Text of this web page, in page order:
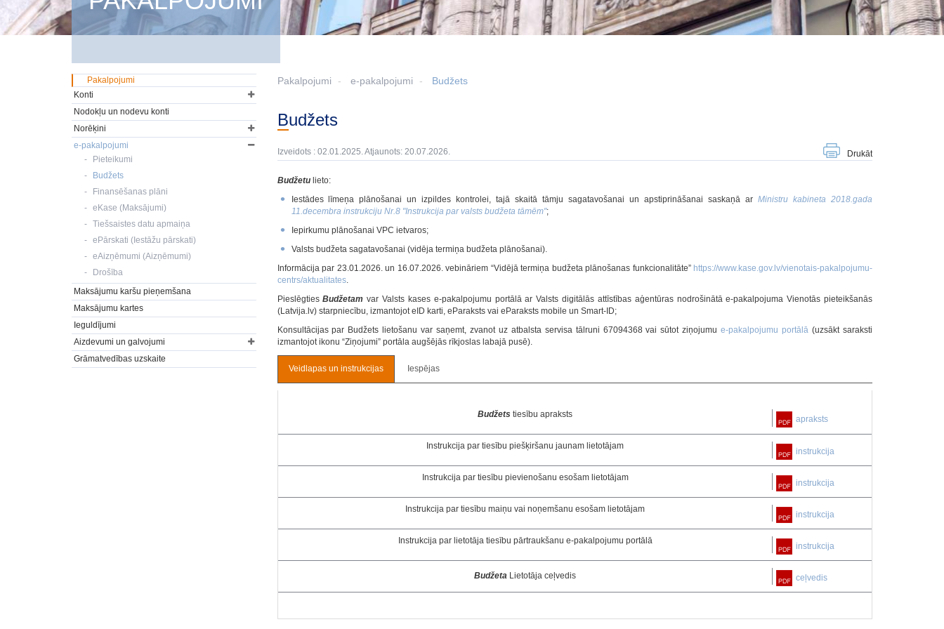
Pakalpojumi e-pakalpojumi Budžets
Budžets
Izveidots : 02.01.2025. Atjaunots: 20.07.2026. Drukāt
Budžetulieto:
Iestādes līmeņa plānošanai un izpildes kontrolei, tajā skaitā tāmju sagatavošanai un apstiprināšanai saskaņā arMinistru kabineta 2018.gada
11.decembra instrukciju Nr.8 "Instrukcija par valsts budžeta tāmēm";
Iepirkumu plānošanai VPC ietvaros;
Valsts budžeta sagatavošanai (vidēja termiņa budžeta plānošanai).
Informācija par 23.01.2026. un 16.07.2026. vebināriem “Vidējā termiņa budžeta plānošanas funkcionalitāte” https://www.kase.gov.lv/vienotais-pakalpojumu-
centrs/aktualitates.
PieslēgtiesBudžetam var Valsts kases e-pakalpojumu portālā ar Valsts digitālās attīstības aģentūras nodrošinātā e-pakalpojuma Vienotās pieteikšanās
(Latvija.lv) starpniecību, izmantojot eID karti, eParaksts vai eParaksts mobile un Smart-ID;
Konsultācijas par Budžets lietošanu var saņemt, zvanot uz atbalsta servisa tālruni 67094368 vai sūtot ziņojumue-pakalpojumu portālā (uzsākt saraksti
izmantojot ikonu “Ziņojumi” portāla augšējās rīkjoslas labajā pusē).
Veidlapas un instrukcijas Iespējas
Budžets tiesību apraksts apraksts
Instrukcija par tiesību piešķiršanu jaunam lietotājam
instrukcija
Instrukcija par tiesību pievienošanu esošam lietotājam
instrukcija
Instrukcija par tiesību maiņu vai noņemšanu esošam lietotājam
instrukcija
Instrukcija par lietotāja tiesību pārtraukšanu e-pakalpojumu portālā
instrukcija
Budžeta Lietotāja ceļvedis ceļvedis
Pakalpojumi
Konti
Nodokļu un nodevu konti
Norēķini
e-pakalpojumi
Pieteikumi
Budžets
Finansēšanas plāni
eKase (Maksājumi)
Tiešsaistes datu apmaiņa
ePārskati (Iestāžu pārskati)
eAizņēmumi (Aizņēmumi)
Drošība
Maksājumu karšu pieņemšana
Maksājumu kartes
Ieguldījumi
Aizdevumi un galvojumi
Grāmatvedības uzskaite